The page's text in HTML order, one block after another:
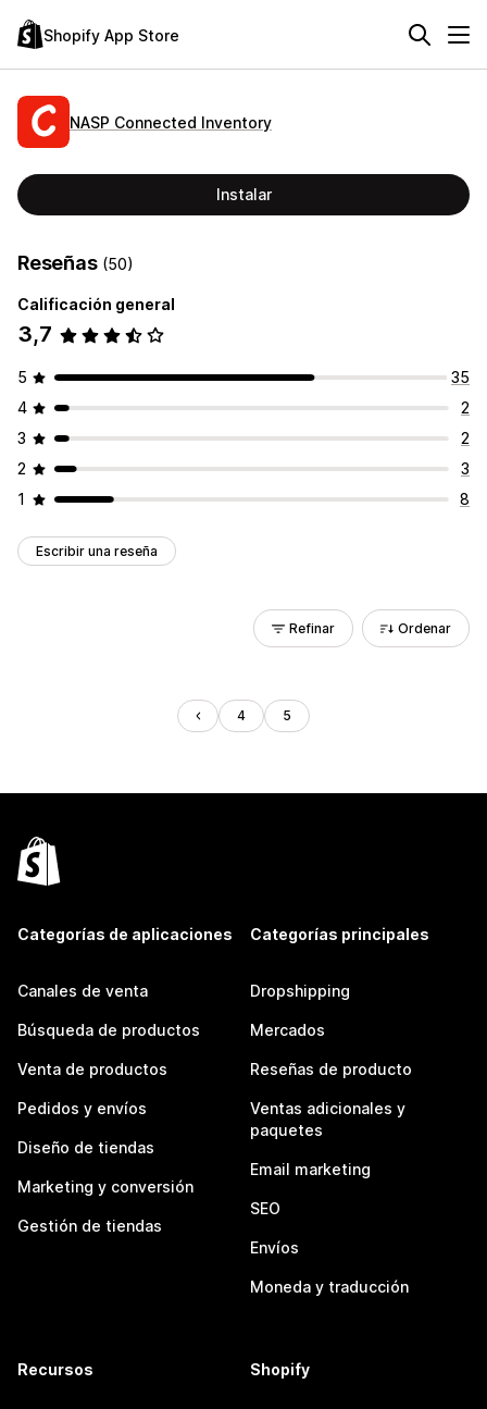
Shopify App Store
NASP Connected Inventory
Instalar
Reseñas (50)
Calificación general
3,7
5
35
4
2
3
2
2
3
1
8
Escribir una reseña
Refinar Ordenar
4 5
Categorías de aplicaciones
Canales de venta
Búsqueda de productos
Venta de productos
Pedidos y envíos
Diseño de tiendas
Marketing y conversión
Gestión de tiendas
Categorías principales
Dropshipping
Mercados
Reseñas de producto
Ventas adicionales y
paquetes
Email marketing
SEO
Envíos
Moneda y traducción
Recursos Shopify